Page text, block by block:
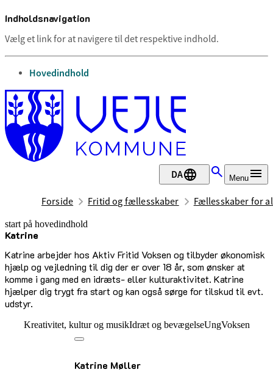
Indholdsnavigation
Vælg et link for at navigere til det respektive indhold.
gå til
Hovedindhold
DA Menu
Forside Fritid og fællesskaber Fællesskaber for
start på hovedindhold
Katrine
Katrine arbejder hos Aktiv Fritid Voksen og tilbyder økonomisk
hjælp og vejledning til dig der er over 18 år, som ønsker at
komme i gang med en idræts- eller kulturaktivitet. Katrine
hjælper dig trygt fra start og kan også sørge for tilskud til evt.
udstyr.
senest opdateret 23. juni 2026
Kreativitet, kultur og musikIdræt og bevægelseUngVoksen
Katrine Møller